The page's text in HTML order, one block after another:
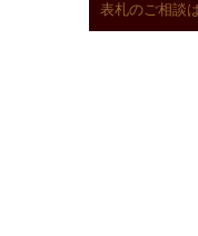
表札のご相談